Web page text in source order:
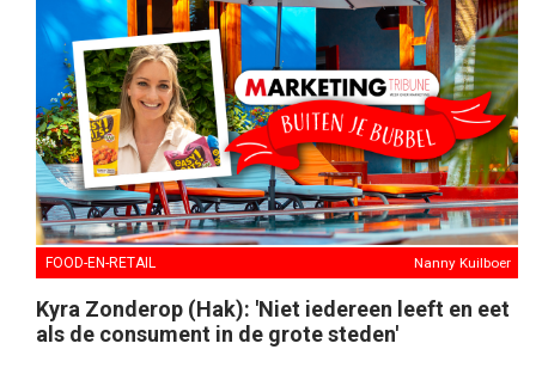
FOOD-EN-RETAIL Nanny Kuilboer
Kyra Zonderop (Hak): 'Niet iedereen leeft en eet
als de consument in de grote steden'